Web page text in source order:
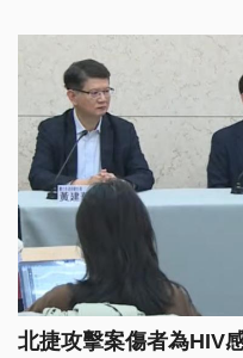
北捷攻擊案傷者為HIV